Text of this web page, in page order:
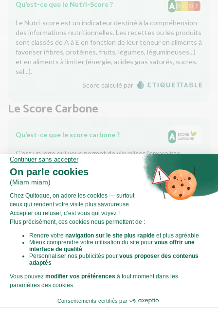
Qu’est-ce que le Nutri-Score ?
Le Nutri-score est un indicateur destiné à la compréhension
des informations nutritionnelles. Les recettes ou les produits
sont classés de A à E en fonction de leur teneur en aliments à
favoriser (fibres, protéines, fruits, légumes, légumineuses...)
et en aliments à limiter (énergie, acides gras saturés, sucres,
sel...).
Score calculé par
Le Score Carbone
Qu’est-ce que le score carbone ?
C'est un logo qui vous permet de visualiser l’empreinte
carbone de chaque plat et de faire des choix plus éclairés et
toujours aussi gourmands. Plus d'informationsici
Télécharger nos applications